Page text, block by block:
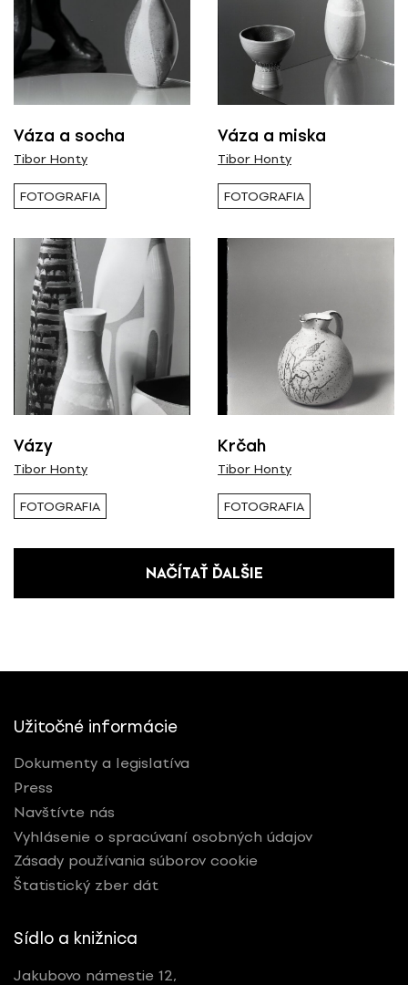
Váza a socha
Tibor Honty
FOTOGRAFIA
Váza a miska
Tibor Honty
FOTOGRAFIA
Vázy
Tibor Honty
FOTOGRAFIA
Krčah
Tibor Honty
FOTOGRAFIA
NAČÍTAŤ ĎALŠIE
Užitočné informácie
Dokumenty a legislatíva
Press
Navštívte nás
Vyhlásenie o spracúvaní osobných údajov
Zásady používania súborov cookie
Štatistický zber dát
Sídlo a knižnica
Jakubovo námestie 12,